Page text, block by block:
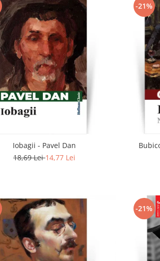
Iobagii - Pavel Dan
18,69 Lei14,77 Lei
-21%
-21%